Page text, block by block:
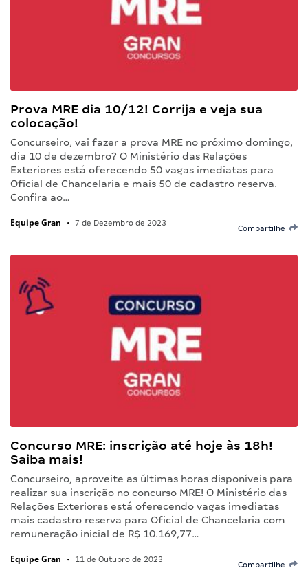
Prova MRE dia 10/12! Corrija e veja sua
colocação!
Concurseiro, vai fazer a prova MRE no próximo domingo,
dia 10 de dezembro? O Ministério das Relações
Exteriores está oferecendo 50 vagas imediatas para
Oficial de Chancelaria e mais 50 de cadastro reserva.
Confira ao…
Equipe Gran • 7 de Dezembro de 2023
Compartilhe
Concurso MRE: inscrição até hoje às 18h!
Saiba mais!
Concurseiro, aproveite as últimas horas disponíveis para
realizar sua inscrição no concurso MRE! O Ministério das
Relações Exteriores está oferecendo vagas imediatas
mais cadastro reserva para Oficial de Chancelaria com
remuneração inicial de R$ 10.169,77…
Equipe Gran • 11 de Outubro de 2023
Compartilhe